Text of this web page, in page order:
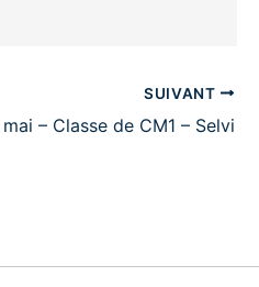
SUIVANT
– Classe de CM1 – Selvi